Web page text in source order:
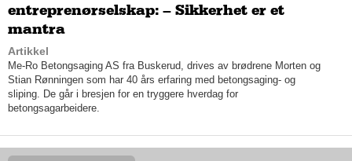
S. Ektvedt AS består i dag av 13 ansatte, og har i dag gleden
av å utføre prosjekter over hele Østlandet. Sigve kan bekrefte
at nystarten av selskapet som hans morfar startet for nesten
90 år siden, har gått over all forventning – fra null i omsetning
aktør som sammen med sine datterselskaper, tar på seg
entreprenørselskap: – Sikkerhet er et
mantra
Artikkel
Me-Ro Betongsaging AS fra Buskerud, drives av brødrene Morten og
Stian Rønningen som har 40 års erfaring med betongsaging- og
sliping. De går i bresjen for en tryggere hverdag for
betongsagarbeidere.